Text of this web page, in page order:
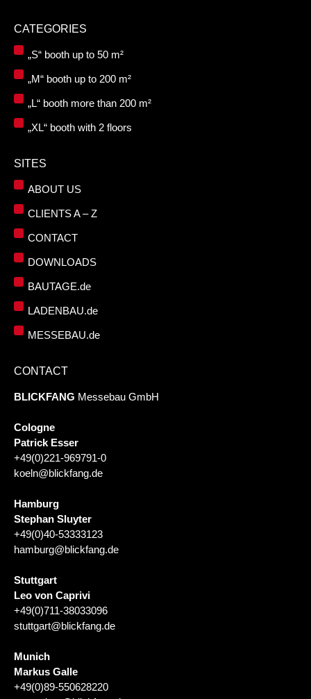
CATEGORIES
„S“ booth up to 50 m²
„M“ booth up to 200 m²
„L“ booth more than 200 m²
„XL“ booth with 2 floors
SITES
ABOUT US
CLIENTS A – Z
CONTACT
DOWNLOADS
BAUTAGE.de
LADENBAU.de
MESSEBAU.de
CONTACT
BLICKFANG Messebau GmbH
Cologne
Patrick Esser
+49(0)221-969791-0
koeln@blickfang.de
Hamburg
Stephan Sluyter
+49(0)40-53333123
hamburg@blickfang.de
Stuttgart
Leo von Caprivi
+49(0)711-38033096
stuttgart@blickfang.de
Munich
Markus Galle
+49(0)89-550628220